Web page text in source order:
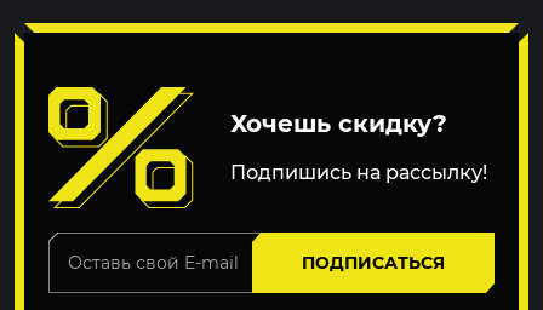
Хочешь скидку?
Подпишись на рассылку!
ПОДПИСАТЬСЯ